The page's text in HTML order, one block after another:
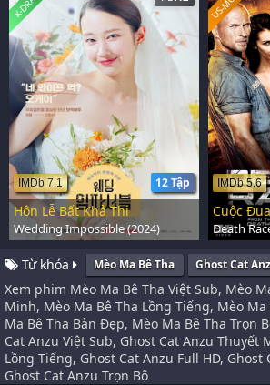
12 Tập
IMDb 7.1
Hôn Lễ Bất Khả Thi
Wedding Impossible (2024)
IMDb 5.6
Cuộc
Death
Từ khóa Mèo Ma Bê Tha Ghost Cat
Xem phim Mèo Ma Bê Tha Việt Sub, Mèo
Minh, Mèo Ma Bê Tha Lồng Tiếng, Mèo Ma
Ma Bê Tha Bản Đẹp, Mèo Ma Bê Tha Trọn
Cat Anzu Việt Sub, Ghost Cat Anzu Thuyết
Lồng Tiếng, Ghost Cat Anzu Full HD, Ghost
Ghost Cat Anzu Trọn Bộ